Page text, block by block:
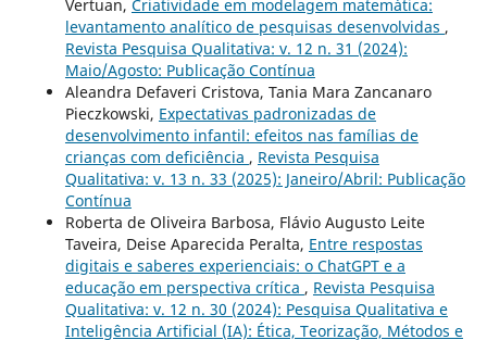
Vertuan, Criatividade em modelagem matemática:
levantamento analítico de pesquisas desenvolvidas ,
Revista Pesquisa Qualitativa: v. 12 n. 31 (2024):
Maio/Agosto: Publicação Contínua
Aleandra Defaveri Cristova, Tania Mara Zancanaro
Pieczkowski, Expectativas padronizadas de
desenvolvimento infantil: efeitos nas famílias de
crianças com deficiência , Revista Pesquisa
Qualitativa: v. 13 n. 33 (2025): Janeiro/Abril: Publicação
Contínua
Roberta de Oliveira Barbosa, Flávio Augusto Leite
Taveira, Deise Aparecida Peralta, Entre respostas
digitais e saberes experienciais: o ChatGPT e a
educação em perspectiva crítica , Revista Pesquisa
Qualitativa: v. 12 n. 30 (2024): Pesquisa Qualitativa e
Inteligência Artificial (IA): Ética, Teorização, Métodos e